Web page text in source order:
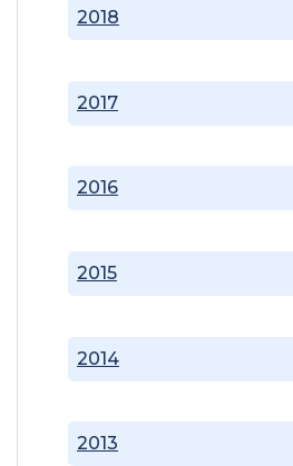
2013
2014
2015
2016
2017
2018